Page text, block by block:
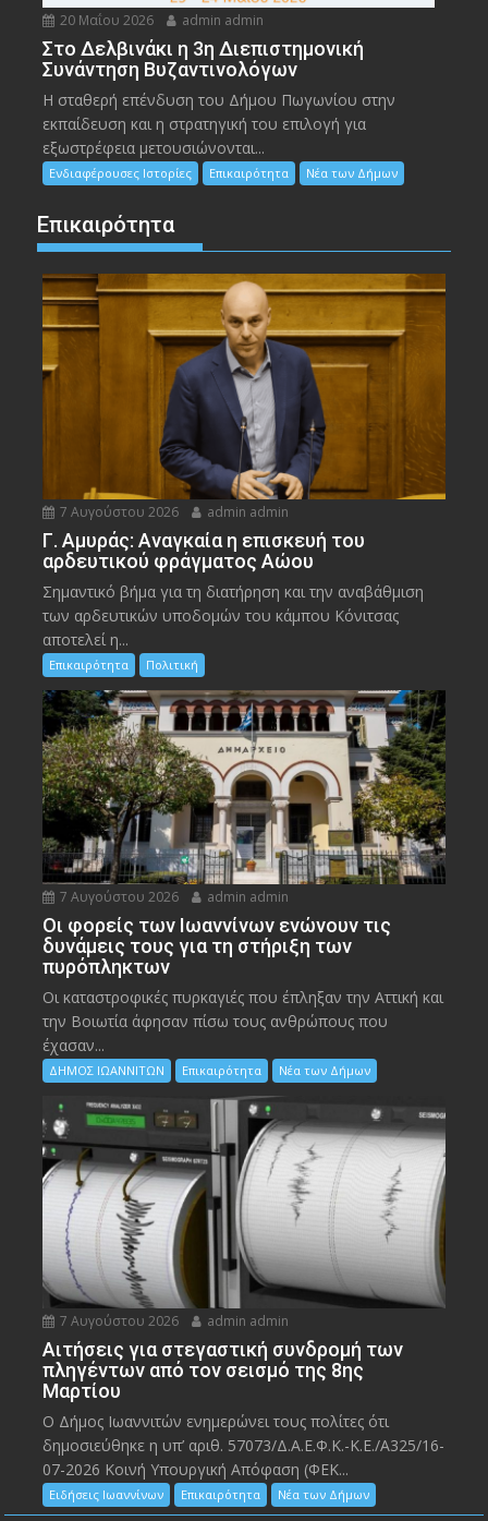
20 Μαΐου 2026 admin admin
Στο Δελβινάκι η 3η Διεπιστημονική
Συνάντηση Βυζαντινολόγων
Η σταθερή επένδυση του Δήμου Πωγωνίου στην
εκπαίδευση και η στρατηγική του επιλογή για
εξωστρέφεια μετουσιώνονται...
Ενδιαφέρουσες Ιστορίες Επικαιρότητα Νέα των Δήμων
Επικαιρότητα
7 Αυγούστου 2026 admin admin
Γ. Αμυράς: Αναγκαία η επισκευή του
αρδευτικού φράγματος Αώου
Σημαντικό βήμα για τη διατήρηση και την αναβάθμιση
των αρδευτικών υποδομών του κάμπου Κόνιτσας
αποτελεί η...
Επικαιρότητα Πολιτική
7 Αυγούστου 2026 admin admin
Οι φορείς των Ιωαννίνων ενώνουν τις
δυνάμεις τους για τη στήριξη των
πυρόπληκτων
Οι καταστροφικές πυρκαγιές που έπληξαν την Αττική και
την Bοιωτία άφησαν πίσω τους ανθρώπους που
έχασαν...
ΔΗΜΟΣ ΙΩΑΝΝΙΤΩΝ Επικαιρότητα Νέα των Δήμων
7 Αυγούστου 2026 admin admin
Αιτήσεις για στεγαστική συνδρομή των
πληγέντων από τον σεισμό της 8ης
Μαρτίου
Ο Δήμος Ιωαννιτών ενημερώνει τους πολίτες ότι
δημοσιεύθηκε η υπ’ αριθ. 57073/Δ.Α.Ε.Φ.Κ.-Κ.Ε./Α325/16-
07-2026 Κοινή Υπουργική Απόφαση (ΦΕΚ...
Ειδήσεις Ιωαννίνων Επικαιρότητα Νέα των Δήμων